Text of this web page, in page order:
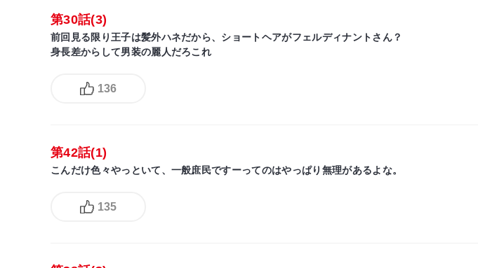
第30話(3)
前回見る限り王子は髪外ハネだから、ショートヘアがフェルディナントさん？
身長差からして男装の麗人だろこれ
136
第42話(1)
こんだけ色々やっといて、一般庶民ですーってのはやっぱり無理があるよな。
135